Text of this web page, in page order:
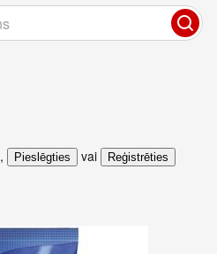
, Pieslēgties vai Reģistrēties